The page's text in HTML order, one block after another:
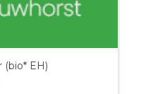
(bio* EH)